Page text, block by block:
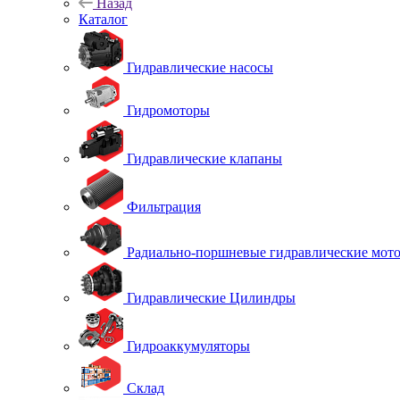
Назад
Каталог
Гидравлические насосы
Гидромоторы
Гидравлические клапаны
Фильтрация
Радиально-поршневые гидравлические
Гидравлические Цилиндры
Гидроаккумуляторы
Склад